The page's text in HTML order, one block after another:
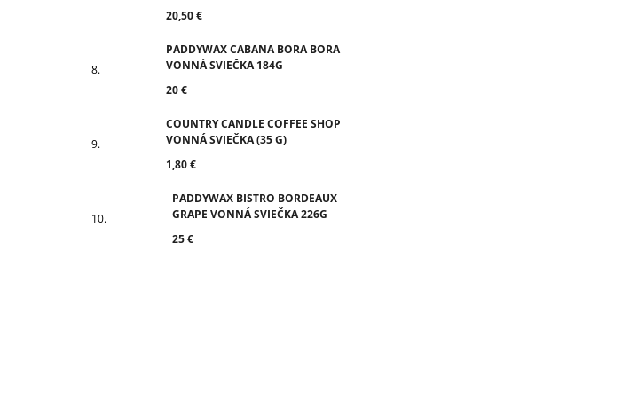
20,50 €
PADDYWAX CABANA BORA BORA
VONNÁ SVIEČKA 184G
20 €
COUNTRY CANDLE COFFEE SHOP
VONNÁ SVIEČKA (35 G)
1,80 €
PADDYWAX BISTRO BORDEAUX
GRAPE VONNÁ SVIEČKA 226G
25 €